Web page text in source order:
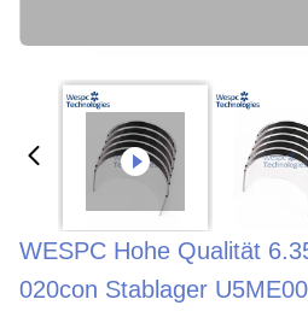
WESPC Hohe Qualität
020con Stablager